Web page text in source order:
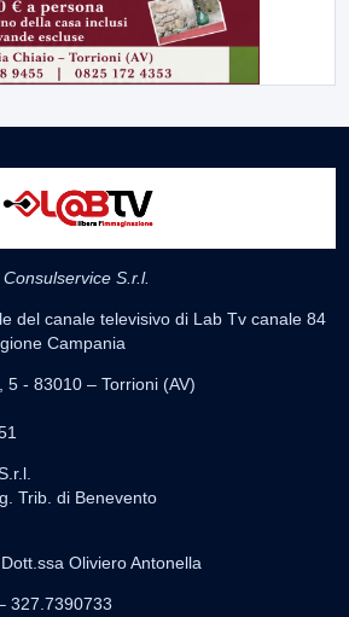
S.r.l.
del canale televisivo di Lab Tv canale 84
Campania
5 - 83010 – Torrioni (AV)
Trib. di Benevento
Oliviero Antonella
327.7390733